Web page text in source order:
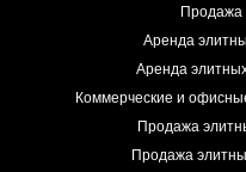
Продажа
Аренда
Аренда
Коммерческие и
Продажа
Продажа